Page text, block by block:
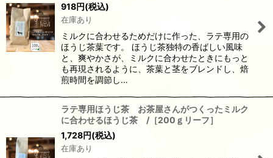
918円(税込)
在庫あり
ミルクに合わせるためだけに作った、ラテ専用の
ほうじ茶葉です。 ほうじ茶独特の香ばしい風味
と、爽やかさが、ミルクに合わせたときにもっと
も再現されるように、茶葉と茎をブレンドし、焙
煎時間を調節し…
ラテ専用ほうじ茶 お茶屋さんがつくったミルク
に合わせるほうじ茶 /［200ｇリーフ］
1,728円(税込)
在庫あり